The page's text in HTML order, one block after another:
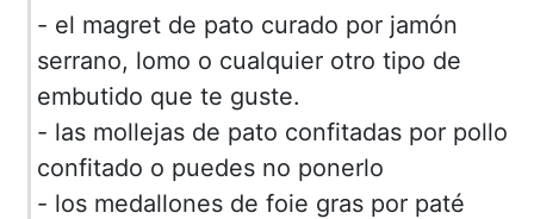
- el magret de pato curado por jamón
serrano, lomo o cualquier otro tipo de
embutido que te guste.
- las mollejas de pato confitadas por pollo
confitado o puedes no ponerlo
- los medallones de foie gras por paté